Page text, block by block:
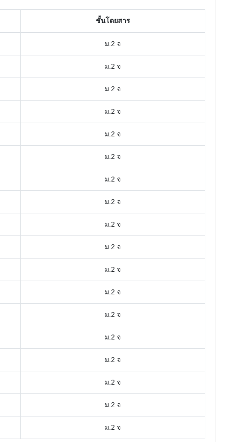
ชั้นโดยสาร
ม.2 จ
ม.2 จ
ม.2 จ
ม.2 จ
ม.2 จ
ม.2 จ
ม.2 จ
ม.2 จ
ม.2 จ
ม.2 จ
ม.2 จ
ม.2 จ
ม.2 จ
ม.2 จ
ม.2 จ
ม.2 จ
ม.2 จ
ม.2 จ